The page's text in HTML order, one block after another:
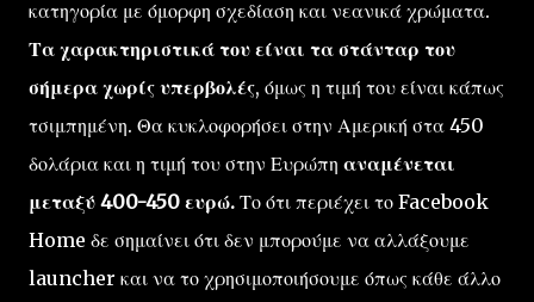
κατηγορία με όμορφη σχεδίαση και νεανικά χρώματα.
Τα χαρακτηριστικά του είναι τα στάνταρ του
σήμερα χωρίς υπερβολές, όμως η τιμή του είναι κάπως
τσιμπημένη. Θα κυκλοφορήσει στην Αμερική στα 450
δολάρια και η τιμή του στην Ευρώπη αναμένεται
μεταξύ 400-450 ευρώ. Το ότι περιέχει το Facebook
Home δε σημαίνει ότι δεν μπορούμε να αλλάξουμε
launcher και να το χρησιμοποιήσουμε όπως κάθε άλλο